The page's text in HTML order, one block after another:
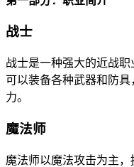
战士
战士是一种强大的近战职
可以装备各种武器和防
力。
魔法师
魔法师以魔法攻击为主